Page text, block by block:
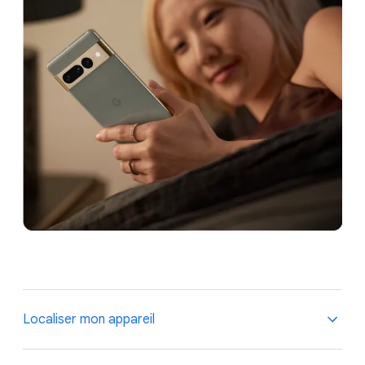
Localiser mon appareil